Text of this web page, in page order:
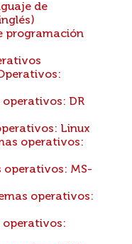
de
programación
operativos: DR
Linux
operativos:
operativos: MS-
operativos:
operativos: